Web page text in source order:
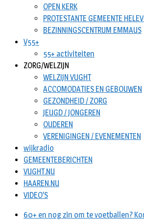
OPEN KERK
PROTESTANTE GEMEENTE
BEZINNINGSCENTRUM EMMAUS
V55+
55+ activiteiten
ZORG/WELZIJN
WELZIJN VUGHT
ACCOMODATIES EN GEBOUWEN
GEZONDHEID / ZORG
JEUGD / JONGEREN
OUDEREN
VERENIGINGEN / EVENEMENTEN
wijkradio
GEMEENTEBERICHTEN
VUGHT.NU
HAAREN.NU
VIDEO’S
60+ en nog zin om te voetballen?